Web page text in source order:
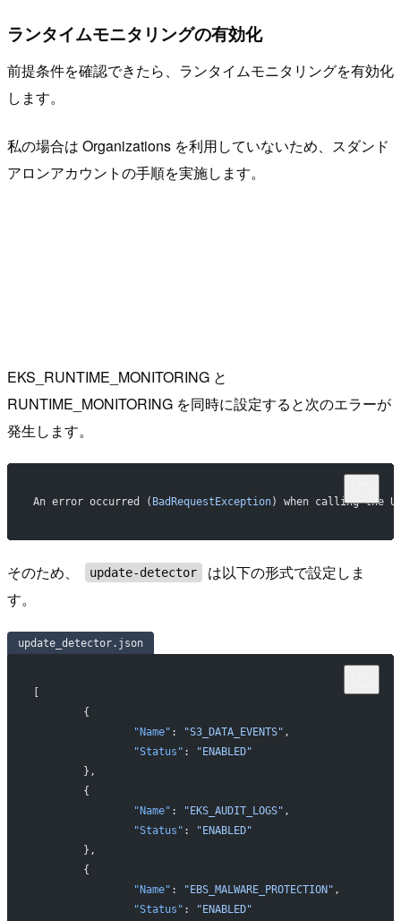
ランタイムモニタリングの有効化
前提条件を確認できたら、ランタイムモニタリングを有効化
します。
私の場合は Organizations を利用していないため、スダンド
アロンアカウントの手順を実施します。
EKS_RUNTIME_MONITORING と
RUNTIME_MONITORING を同時に設定すると次のエラーが
発生します。
An error occurred ( BadRequestException) when calling the
そのため、 update-detector
は以下の形式で設定しま
す。
update_detector.json
[
	{
		"Name"
: "S3_DATA_EVENTS" ,
		"Status"
:
"ENABLED"
	},
	{
		"Name"
: "EKS_AUDIT_LOGS" ,
		"Status"
:
"ENABLED"
	},
	{
		"Name"
: "EBS_MALWARE_PROTECTION" ,
		"Status"
:
"ENABLED"